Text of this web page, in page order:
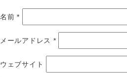
名前*
メールアドレス *
ウェブサイト